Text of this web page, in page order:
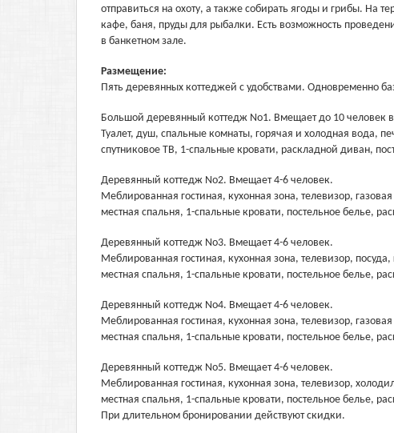
отправиться на охоту, а также собирать ягоды и грибы. На
кафе, баня, пруды для рыбалки. Есть возможность
в банкетном зале.
Размещение:
Пять деревянных коттеджей с удобствами. Одновременно
Большой деревянный коттедж No1. Вмещает до 10 человек
Туалет, душ, спальные комнаты, горячая и холодная вода,
спутниковое ТВ, 1-спальные кровати, раскладной диван,
Деревянный коттедж No2. Вмещает 4-6 человек.
Меблированная гостиная, кухонная зона, телевизор,
местная спальня, 1-спальные кровати, постельное белье,
Деревянный коттедж No3. Вмещает 4-6 человек.
Меблированная гостиная, кухонная зона, телевизор,
местная спальня, 1-спальные кровати, постельное белье,
Деревянный коттедж No4. Вмещает 4-6 человек.
Меблированная гостиная, кухонная зона, телевизор,
местная спальня, 1-спальные кровати, постельное белье,
Деревянный коттедж No5. Вмещает 4-6 человек.
Меблированная гостиная, кухонная зона, телевизор,
местная спальня, 1-спальные кровати, постельное белье,
При длительном бронировании действуют скидки.